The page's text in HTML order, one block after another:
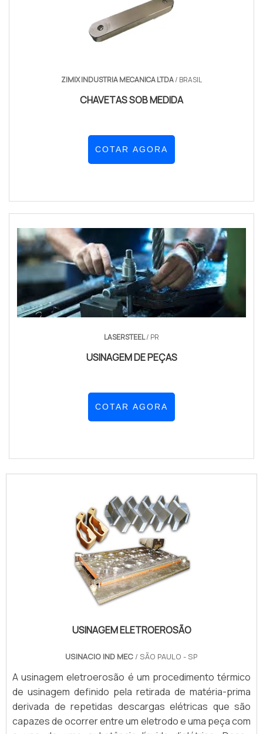
ZIMIX INDUSTRIA MECANICA LTDA/ BRASIL
CHAVETAS SOB MEDIDA
COTAR AGORA
LASERSTEEL/ PR
USINAGEM DE PEÇAS
COTAR AGORA
USINAGEM ELETROEROSÃO
USINACIO IND MEC / SÃO PAULO - SP
A usinagem eletroerosão é um procedimento térmico
de usinagem definido pela retirada de matéria-prima
derivada de repetidas descargas elétricas que são
capazes de ocorrer entre um eletrodo e uma peça com